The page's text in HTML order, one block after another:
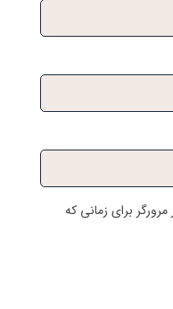
برای زمانی که